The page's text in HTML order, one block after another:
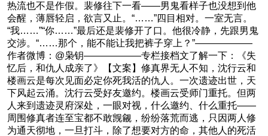
热流也不是作假。裴修往下一看——男鬼看样子也没想到他
会醒，薄唇轻启，欲言又止。“……”四目相对。一室无言。
“我……”“你……”最后还是裴修开了口。他很冷静，先跟男鬼
交涉。“……那个，能不能让我把裤子穿上？”——————
作者微博：@枭钥——————专栏接档文了解一下：《失
忆后，和仇人成亲了》【文案】修真界无人不知，沈行云和
楼画云是每次见面必定你死我活的仇人。一次遗迹出世，天
下风起云涌。沈行云受好友邀约。楼画云受师门重托。但两
人来到遗迹灵府深处，一眼对视，什么邀约、什么重托——
周围修真者连至宝都不敢觊觎，纷纷落荒而逃，只因两人修
为通天彻地，一旦打斗，除了想要对方的命，其他人的死活